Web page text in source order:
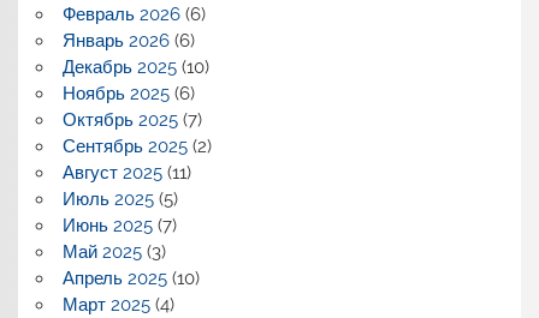
Февраль 2026(6)
Январь 2026(6)
Декабрь 2025(10)
Ноябрь 2025(6)
Октябрь 2025(7)
Сентябрь 2025(2)
Август 2025(11)
Июль 2025(5)
Июнь 2025(7)
Май 2025(3)
Апрель 2025(10)
Март 2025(4)